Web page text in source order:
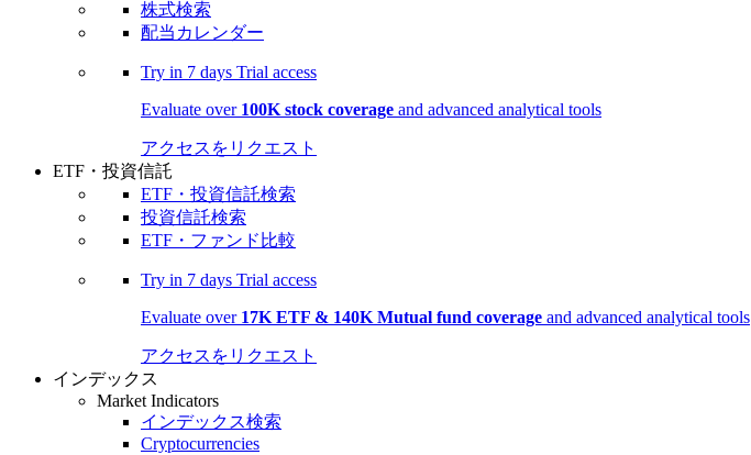
株式検索
配当カレンダー
Try in 7 days Trial access
Evaluate over 100K stock coverage and advanced analytical tools
アクセスをリクエスト
ETF・投資信託
ETF・投資信託検索
投資信託検索
ETF・ファンド比較
Try in 7 days Trial access
Evaluate over 17K ETF & 140K Mutual fund coverage and advanced analytical tools
アクセスをリクエスト
インデックス
Market Indicators
インデックス検索
Cryptocurrencies